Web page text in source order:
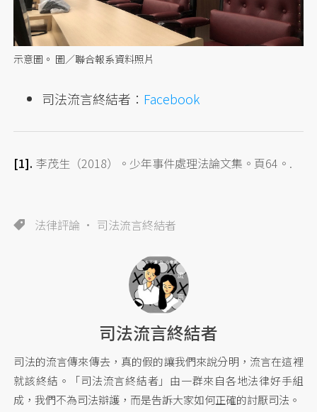
示意圖。 圖／聯合報系資料照片
司法流言終結者： Facebook
李茂生（2018）。少年事件處理法論文集。頁64。.
法律評論 司法流言終結者
司法流言終結者
司法的流言傳來傳去，真的假的讓我們來說分明，流言在這裡
就該終結。「司法流言終結者」由一群來自各地法律好手組
成，我們不為司法辯護，而是告訴大家如何正確的討厭司法。